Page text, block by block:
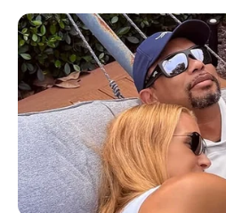
Fonte:JASB - Jornal dos
www.jasb.com.br.
Edição Geral: JASB.
Encaminhamento de denúncia ao